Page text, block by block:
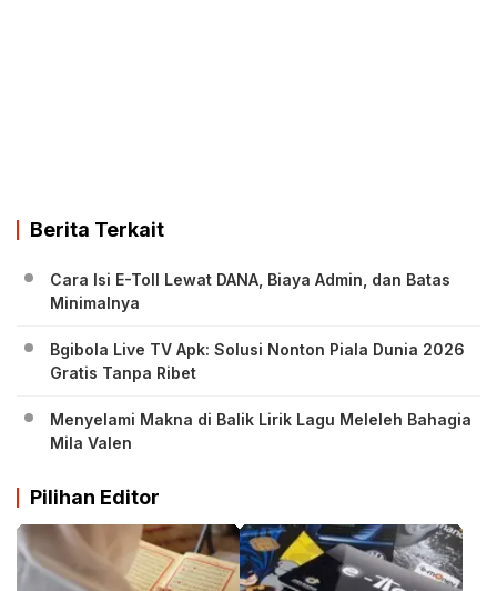
Berita Terkait
Cara Isi E-Toll Lewat DANA, Biaya Admin, dan Batas
Minimalnya
Bgibola Live TV Apk: Solusi Nonton Piala Dunia 2026
Gratis Tanpa Ribet
Menyelami Makna di Balik Lirik Lagu Meleleh Bahagia
Mila Valen
Pilihan Editor